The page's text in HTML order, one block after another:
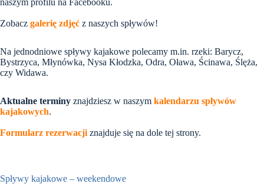
Zobacz galerię zdjęć z naszych spływów!
Na jednodniowe spływy kajakowe polecamy m.in. rzeki: Barycz,
Bystrzyca, Młynówka, Nysa Kłodzka, Odra, Oława, Ścinawa, Ślęża,
czy Widawa.
Aktualne terminy znajdziesz w naszym kalendarzu spływów
kajakowych.
Formularz rezerwacji znajduje się na dole tej strony.
Spływy kajakowe – weekendowe